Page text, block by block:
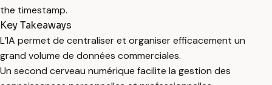
the timestamp.
Key Takeaways
L’IA permet de centraliser et organiser efficacement un
grand volume de données commerciales.
Un second cerveau numérique facilite la gestion des